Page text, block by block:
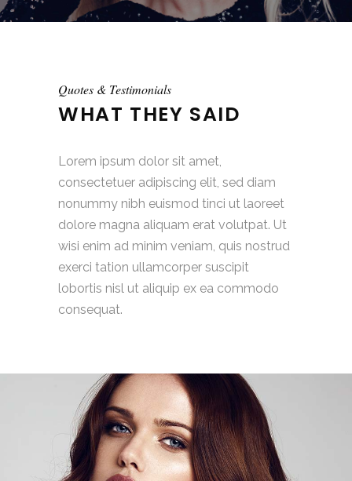
Quotes & Testimonials
WHAT THEY SAID
Lorem ipsum dolor sit amet,
consectetuer adipiscing elit, sed diam
nonummy nibh euismod tinci ut laoreet
dolore magna aliquam erat volutpat. Ut
wisi enim ad minim veniam, quis nostrud
exerci tation ullamcorper suscipit
lobortis nisl ut aliquip ex ea commodo
consequat.